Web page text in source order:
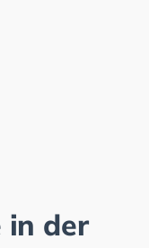
in der